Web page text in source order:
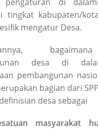
tingkat kabupaten/
mengatur Desa.
desa di
pembangunan
bagian dari
desa sebagai
masyarakat